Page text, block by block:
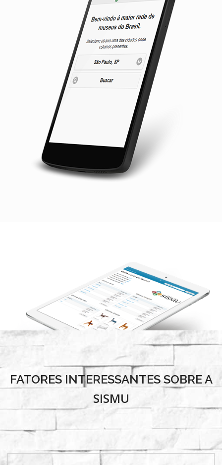
FATORES INTERESSANTES SOBRE A
SISMU